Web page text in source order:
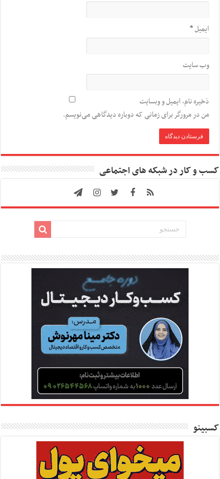
ایمیل*
وب‌ سایت
ذخیره نام، ایمیل و وبسایت
من در مرورگر برای زمانی که دوباره دیدگاهی می‌نویسم.
کسب و کار در شبکه های اجتماعی
کسبینو